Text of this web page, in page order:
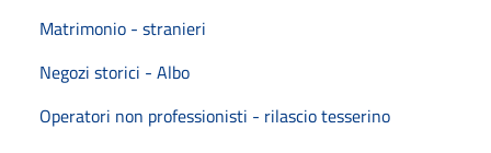
Matrimonio - stranieri
Negozi storici - Albo
Operatori non professionisti - rilascio tesserino